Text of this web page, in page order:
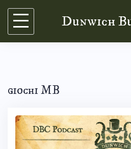
Skip
content
Dunwich
giochi MB